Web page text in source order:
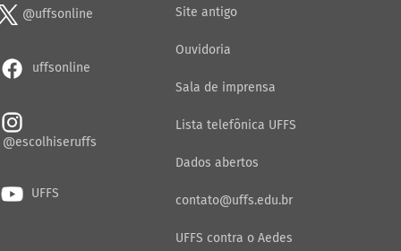
@uffsonline
uffsonline
@escolhiseruffs
UFFS
Site antigo
Ouvidoria
Sala de imprensa
Lista telefônica UFFS
Dados abertos
contato@uffs.edu.br
UFFS contra o Aedes